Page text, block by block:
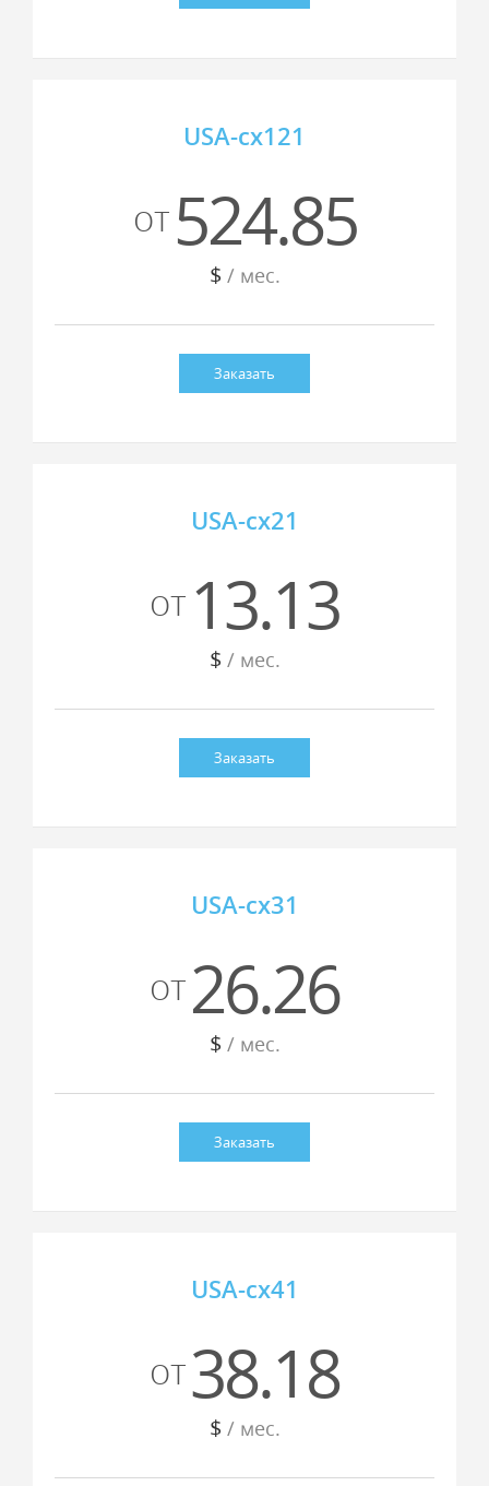
USA-cx121
от524.85
$ / мес.
Заказать
USA-cx21
от 13.13
$ / мес.
Заказать
USA-cx31
от26.26
$ / мес.
Заказать
USA-cx41
от38.18
$ / мес.